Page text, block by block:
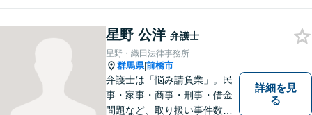
星野 公洋 弁護士
星野・織田法律事務所
群馬県|前橋市
弁護士は「悩み請負業」。民
事・家事・商事・刑事・借金
問題など、取り扱い事件数も
詳細を見
る